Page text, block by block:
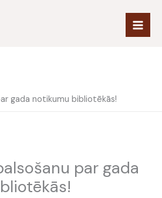
gada notikumu bibliotēkās!
par gada